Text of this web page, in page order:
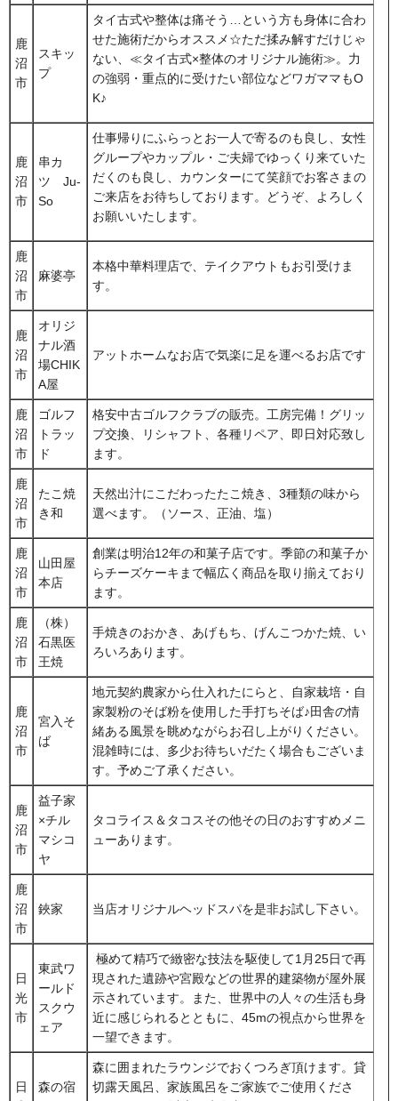
鹿
沼
市
スキッ
プ
タイ古式や整体は痛そう…という方も身体に合わ
せた施術だからオススメ☆ただ揉み解すだけじゃ
ない、≪タイ古式×整体のオリジナル施術≫。力
の強弱・重点的に受けたい部位などワガママもO
K♪
鹿
沼
市
串カ
ツ Ju-
So
仕事帰りにふらっとお一人で寄るのも良し、女性
グループやカップル・ご夫婦でゆっくり来ていた
だくのも良し、カウンターにて笑顔でお客さまの
ご来店をお待ちしております。どうぞ、よろしく
お願いいたします。
鹿
沼
市
麻婆亭
本格中華料理店で、テイクアウトもお引受けま
す。
鹿
沼
市
オリジ
ナル酒
場CHIK
A屋
アットホームなお店で気楽に足を運べるお店です
鹿
沼
市
ゴルフ
トラッ
ド
格安中古ゴルフクラブの販売。工房完備！グリッ
プ交換、リシャフト、各種リペア、即日対応致し
ます。
鹿
沼
市
たこ焼
き和
天然出汁にこだわったたこ焼き、3種類の味から
選べます。（ソース、正油、塩）
鹿
沼
市
山田屋
本店
創業は明治12年の和菓子店です。季節の和菓子か
らチーズケーキまで幅広く商品を取り揃えており
ます。
鹿
沼
市
（株）
石黒医
王焼
手焼きのおかき、あげもち、げんこつかた焼、い
ろいろあります。
鹿
沼
市
宮入そ
ば
地元契約農家から仕入れたにらと、自家栽培・自
家製粉のそば粉を使用した手打ちそば♪田舎の情
緒ある風景を眺めながらお召し上がりください。
混雑時には、多少お待ちいだたく場合もございま
す。予めご了承ください。
鹿
沼
市
益子家
×チル
マシコ
ヤ
タコライス＆タコスその他その日のおすすめメニ
ューあります。
鹿
沼
市
鋏家 当店オリジナルヘッドスパを是非お試し下さい。
日
光
市
東武ワ
ールド
スクウ
ェア
極めて精巧で緻密な技法を駆使して1月25日で再
現された遺跡や宮殿などの世界的建築物が屋外展
示されています。また、世界中の人々の生活も身
近に感じられるとともに、45mの視点から世界を
一望できます。
日
森の宿
森に囲まれたラウンジでおくつろぎ頂けます。貸
切露天風呂、家族風呂をご家族でご使用くださ